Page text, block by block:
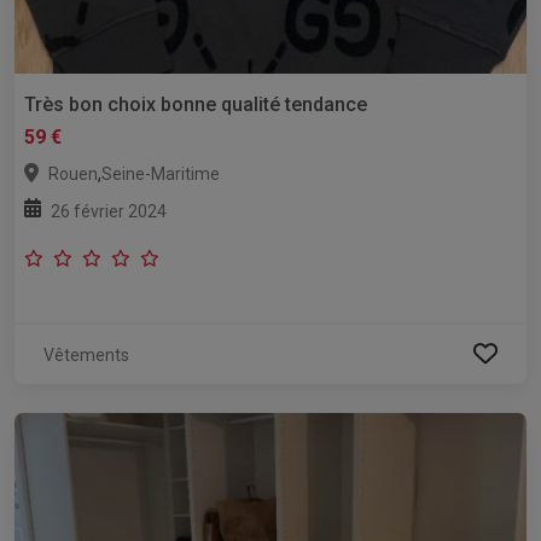
Très bon choix bonne qualité tendance
59 €
Rouen,Seine-Maritime
26 février 2024
Vêtements